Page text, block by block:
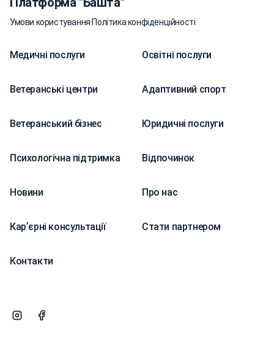
Умови користування·Політика конфіденційності
Медичні послуги Освітні послуги
Ветеранські центри Адаптивний спорт
Ветеранський бізнес Юридичні послуги
Психологічна підтримка Відпочинок
Новини Про нас
Карʼєрні консультації Стати партнером
Контакти